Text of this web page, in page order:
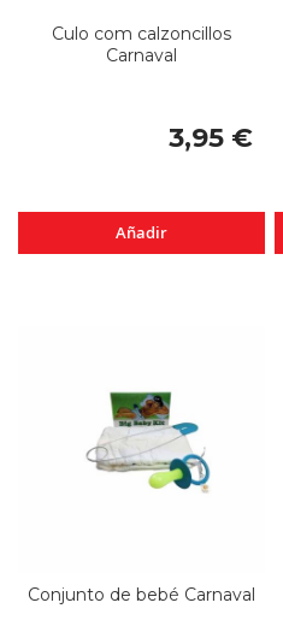
Culo com calzoncillos
Carnaval
3,95 €
Añadir
Conjunto de bebé Carnaval